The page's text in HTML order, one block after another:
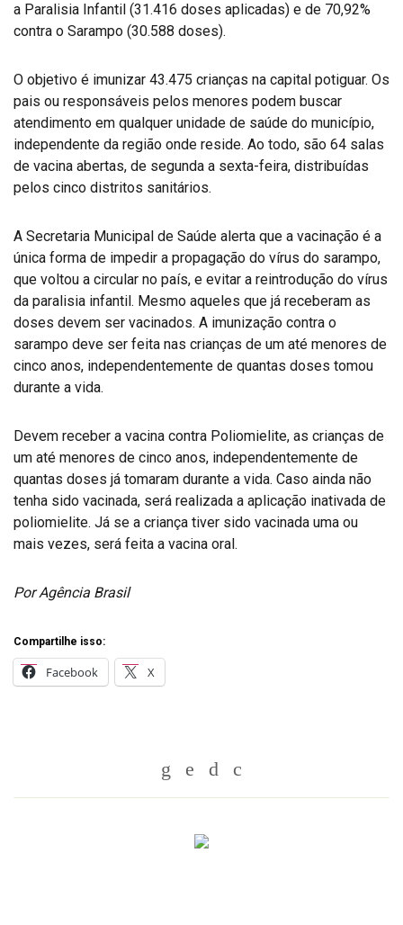
a Paralisia Infantil (31.416 doses aplicadas) e de 70,92%
contra o Sarampo (30.588 doses).
O objetivo é imunizar 43.475 crianças na capital potiguar. Os
pais ou responsáveis pelos menores podem buscar
atendimento em qualquer unidade de saúde do município,
independente da região onde reside. Ao todo, são 64 salas
de vacina abertas, de segunda a sexta-feira, distribuídas
pelos cinco distritos sanitários.
A Secretaria Municipal de Saúde alerta que a vacinação é a
única forma de impedir a propagação do vírus do sarampo,
que voltou a circular no país, e evitar a reintrodução do vírus
da paralisia infantil. Mesmo aqueles que já receberam as
doses devem ser vacinados. A imunização contra o
sarampo deve ser feita nas crianças de um até menores de
cinco anos, independentemente de quantas doses tomou
durante a vida.
Devem receber a vacina contra Poliomielite, as crianças de
um até menores de cinco anos, independentemente de
quantas doses já tomaram durante a vida. Caso ainda não
tenha sido vacinada, será realizada a aplicação inativada de
poliomielite. Já se a criança tiver sido vacinada uma ou
mais vezes, será feita a vacina oral.
Por Agência Brasil
Compartilhe isso:
Facebook X
Whatsapp
TwitterFacebook